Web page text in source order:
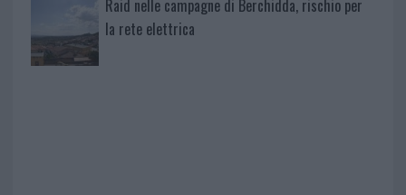
Raid nelle campagne di Berchidda, rischio per
la rete elettrica